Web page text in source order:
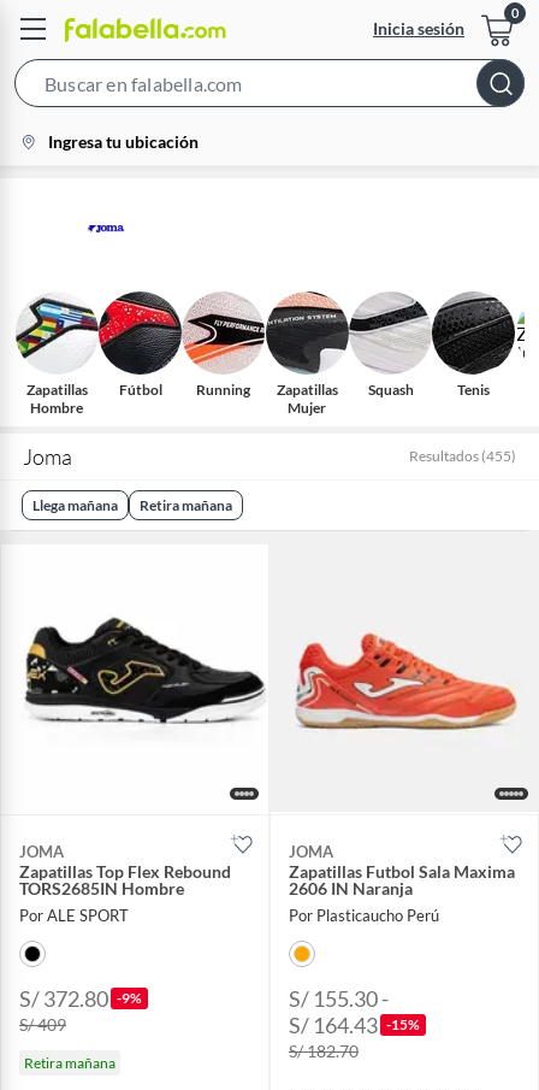
Inicia sesión
Bar
location-
icon
Ingresa tu ubicación
Zapatillas
Hombre
Fútbol Running
Zapatillas
Mujer
Squash Tenis
Joma Resultados (455)
Llega mañana Retira mañana
JOMA
Zapatillas Top Flex Rebound
TORS2685IN Hombre
Por ALE SPORT
S/ 372.80 -9%
S/ 409
Retira mañana
JOMA
Zapatillas Futbol Sala Maxima
2606 IN Naranja
Por Plasticaucho Perú
S/ 155.30 -
S/ 164.43 -15%
S/ 182.70